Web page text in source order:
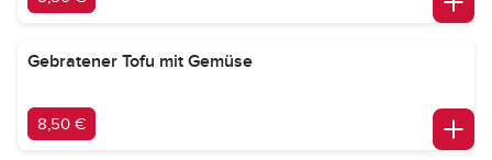
Gebratener Tofu mit Gemüse
8,50 €